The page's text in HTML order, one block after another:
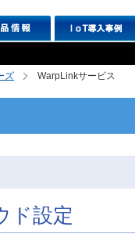
ズ WarpLinkサービス
ド設定